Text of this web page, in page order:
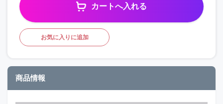
カートへ入れる
お気に入りに追加
商品情報